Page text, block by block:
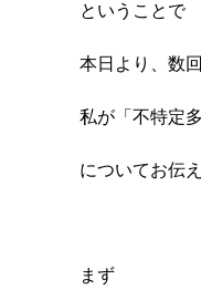
ということで
本日より、数
私が「不特定
についてお伝
まず